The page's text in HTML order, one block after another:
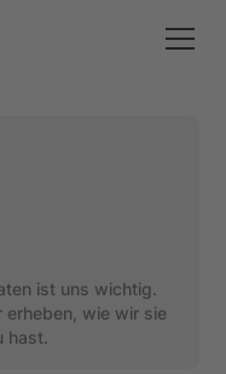
ist uns wichtig.
erheben, wie wir sie
hast.